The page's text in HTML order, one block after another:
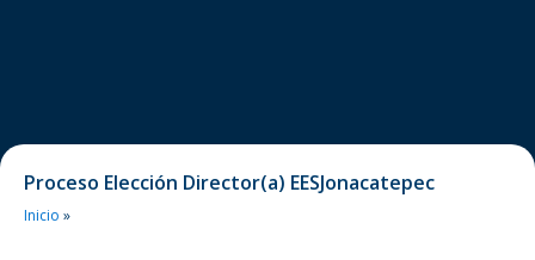
Proceso Elección Director(a) EESJonacatepec
Inicio »